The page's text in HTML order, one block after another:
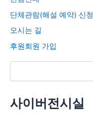
단체관람(해설 예약) 신청
오시는 길
후원회원 가입
검색
사이버전시실